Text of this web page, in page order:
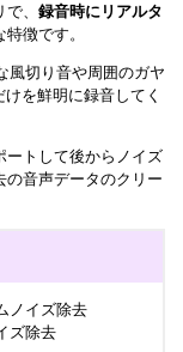
、 録音時にリアルタ
徴です。
風切り音や周囲のガヤ
を鮮明に録音してく
ートして後からノイズ
の音声データのクリー
ノイズ除去
ズ除去